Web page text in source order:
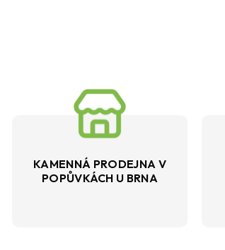
KAMENNÁ PRODEJNA V
POPŮVKÁCH U BRNA